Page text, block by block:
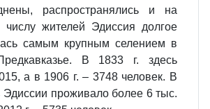
распространялись и на
жителей Эдиссия долгое
самым крупным селением в
В 1833 г. здесь
а в 1906 г. – 3748 человек. В
проживало более 6 тыс.